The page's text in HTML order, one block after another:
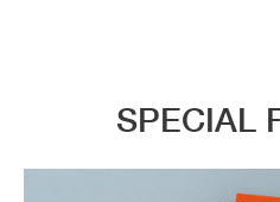
SPECIAL